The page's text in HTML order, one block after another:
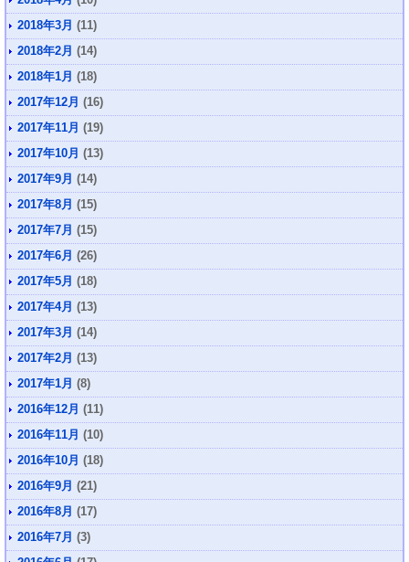
2018年3月 (11)
2018年2月 (14)
2018年1月 (18)
2017年12月 (16)
2017年11月 (19)
2017年10月 (13)
2017年9月 (14)
2017年8月 (15)
2017年7月 (15)
2017年6月 (26)
2017年5月 (18)
2017年4月 (13)
2017年3月 (14)
2017年2月 (13)
2017年1月 (8)
2016年12月 (11)
2016年11月 (10)
2016年10月 (18)
2016年9月 (21)
2016年8月 (17)
2016年7月 (3)